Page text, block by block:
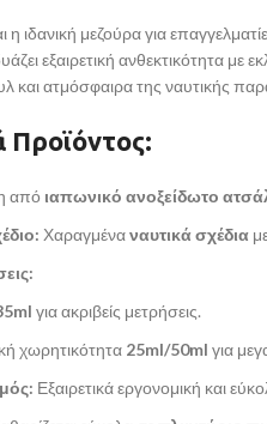
η ιδανική μεζούρα για
εξαιρετική ανθεκτικότητα
και ατμόσφαιρα της ναυτικής
Προϊόντος:
από ιαπωνικό ανοξείδωτο
Χαραγμέναναυτικά σχέδια
για ακριβείς μετρήσεις.
χωρητικότητα 25ml/50ml για
Εξαιρετικά εργονομική και